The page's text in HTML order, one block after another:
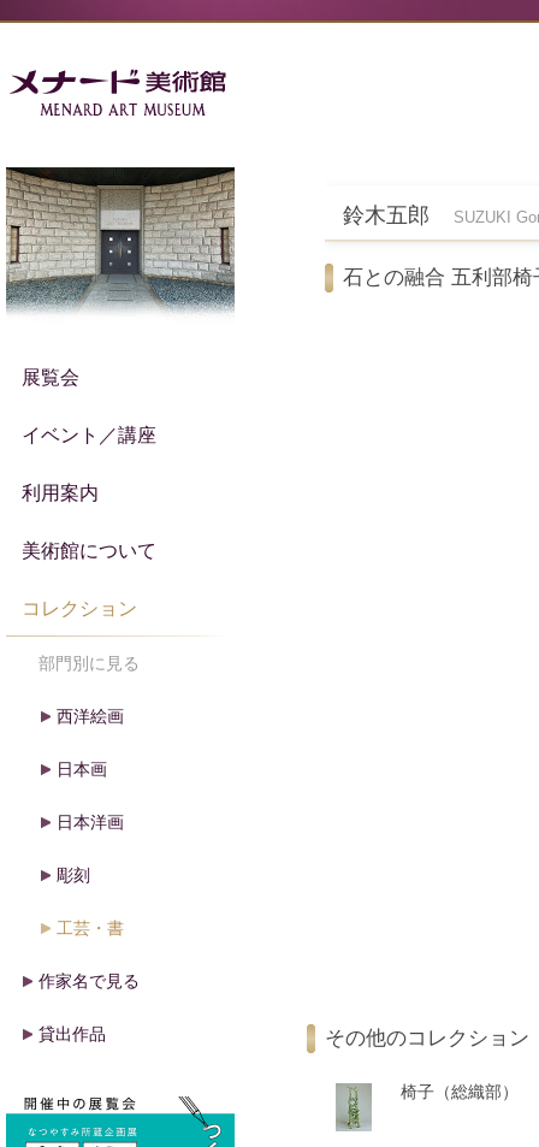
鈴木五郎 SUZUKI
石との融合 五利部椅
その他のコレクショ
椅子（総織部）
展覧会
イベント／講座
利用案内
美術館について
コレクション
部門別に見る
西洋絵画
日本画
日本洋画
彫刻
工芸・書
作家名で見る
貸出作品